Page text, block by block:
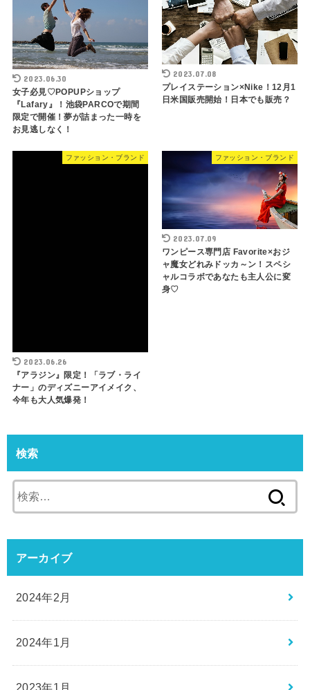
2023.06.30
女子必見♡POPUPショップ
『Lafary』！池袋PARCOで期間
限定で開催！夢が詰まった一時を
お見逃しなく！
2023.07.08
プレイステーション×Nike！12月1
日米国販売開始！日本でも販売？
ファッション・ブランド
2023.06.26
『アラジン』限定！「ラブ・ライ
ナー」のディズニーアイメイク、
今年も大人気爆発！
ファッション・ブランド
2023.07.09
ワンピース専門店 Favorite×おジ
ャ魔女どれみドッカ～ン！スペシ
ャルコラボであなたも主人公に変
身♡
検索
索:
アーカイブ
2024年2月
2024年1月
2023年1月